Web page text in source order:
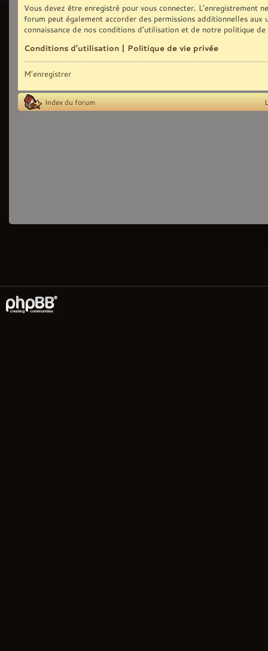
Vous devez être enregistré pour vous connecter. L’enregistrement
forum peut également accorder des permissions additionnelles
connaissance de nos conditions d’utilisation et de notre politique
Conditions d’utilisation | Politique de vie privée
M’enregistrer
Index du forum